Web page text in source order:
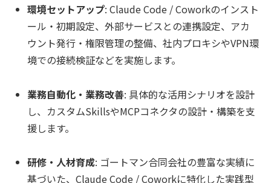
環境セットアップ: Claude Code / Coworkのインスト
ール・初期設定、外部サービスとの連携設定、アカ
ウント発行・権限管理の整備、社内プロキシやVPN環
境での接続検証などを実施します。
業務自動化・業務改善: 具体的な活用シナリオを設計
し、カスタムSkillsやMCPコネクタの設計・構築を支
援します。
研修・人材育成: ゴートマン合同会社の豊富な実績に
基づいた、Claude Code / Coworkに特化した実践型